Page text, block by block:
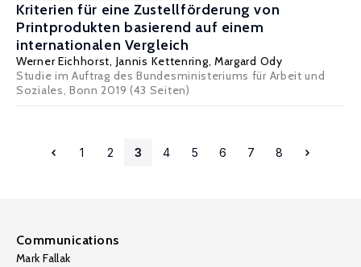
Kriterien für eine Zustellförderung von
Printprodukten basierend auf einem
internationalen Vergleich
Werner Eichhorst, Jannis Kettenring, Margard Ody
Studie im Auftrag des Bundesministeriums für Arbeit und
Soziales, Bonn 2019 (43 Seiten)
1 2 3 4 5 6 7 8
Communications
Mark Fallak